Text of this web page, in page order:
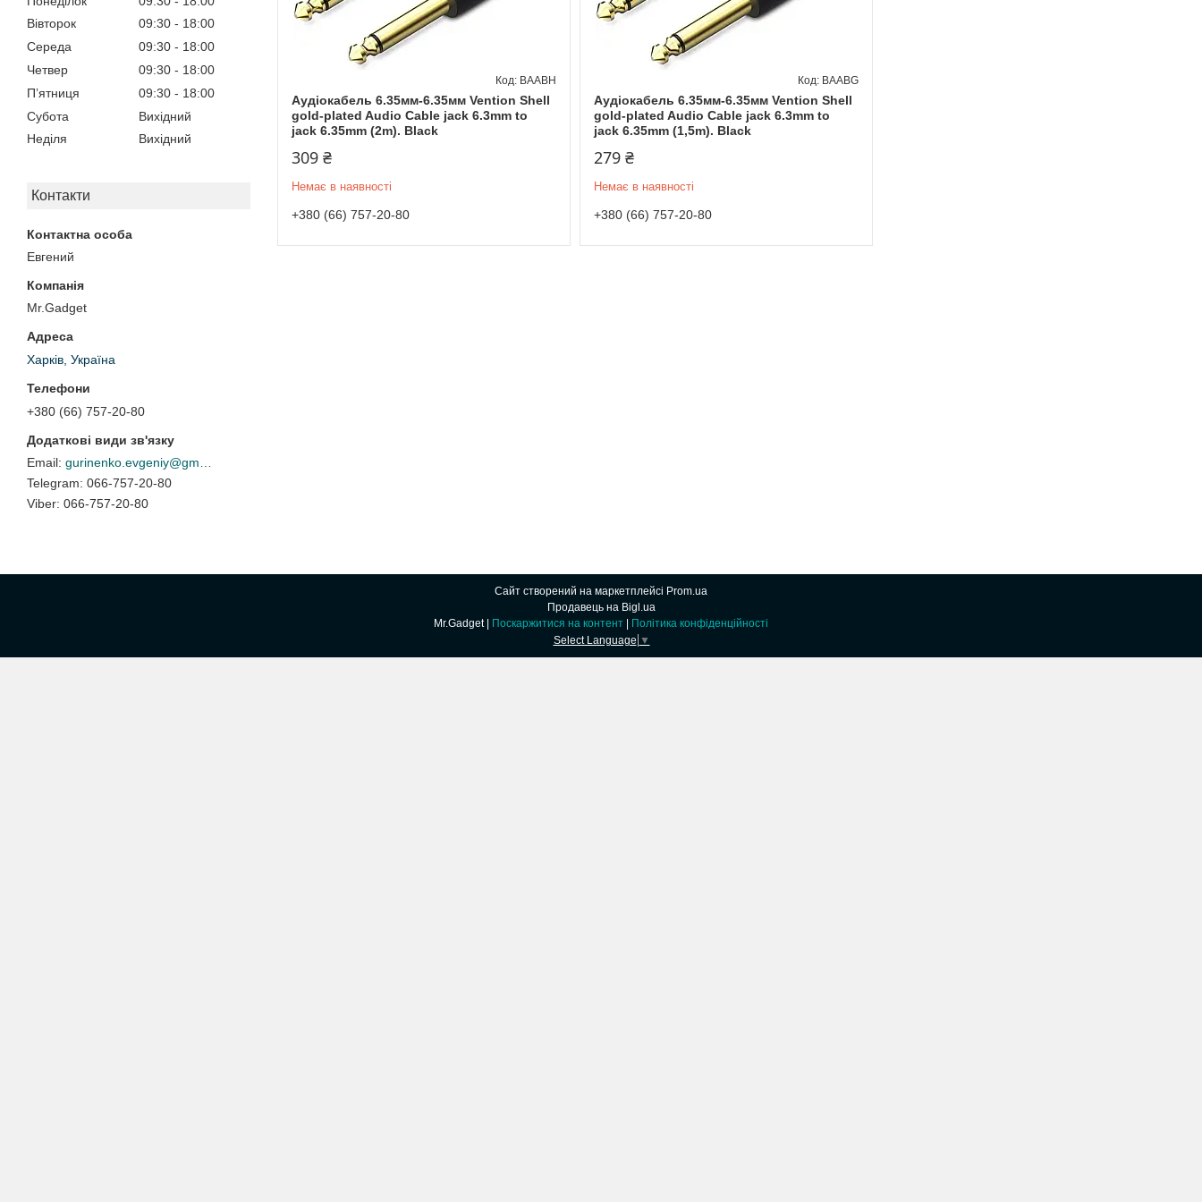
Вівторок
09:30
18:00
Середа
09:30
18:00
Четвер
09:30
18:00
Пʼятниця
09:30
18:00
Субота
Вихідний
Неділя
Вихідний
Контакти
Евгений
Mr.Gadget
Харків, Україна
+380 (66) 757-20-80
066-757-20-80
066-757-20-80
Аудіокабель 6.35мм-6.35мм Vention Shell
gold-plated Audio Cable jack 6.3mm to
jack 6.35mm (2m). Black
BAABH
309 ₴
Немає в наявності
+380 (66) 757-20-80
Аудіокабель 6.35мм-6.35мм Vention Shell
gold-plated Audio Cable jack 6.3mm to
jack 6.35mm (1,5m). Black
BAABG
279 ₴
Немає в наявності
+380 (66) 757-20-80
Сайт створений на маркетплейсі Prom.ua
Продавець на Bigl.ua
Поскаржитися на контент
Політика конфіденційності
Select Language ▼